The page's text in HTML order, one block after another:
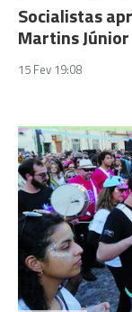
Socialistas
Martins Júnior
15 Fev 19:08